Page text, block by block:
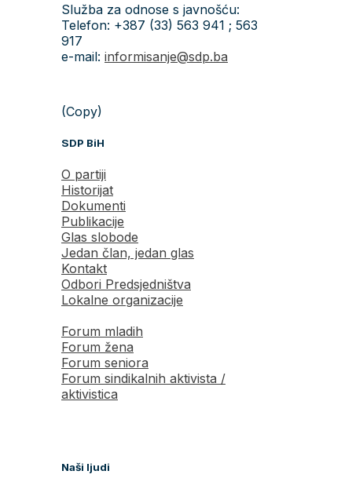
Služba za odnose s javnošću:
Telefon: +387 (33) 563 941 ; 563
917
e-mail: informisanje@sdp.ba
(Copy)
SDP BiH
O partiji
Historijat
Dokumenti
Publikacije
Glas slobode
Jedan član, jedan glas
Kontakt
Odbori Predsjedništva
Lokalne organizacije
Forum mladih
Forum žena
Forum seniora
Forum sindikalnih aktivista /
aktivistica
Naši ljudi